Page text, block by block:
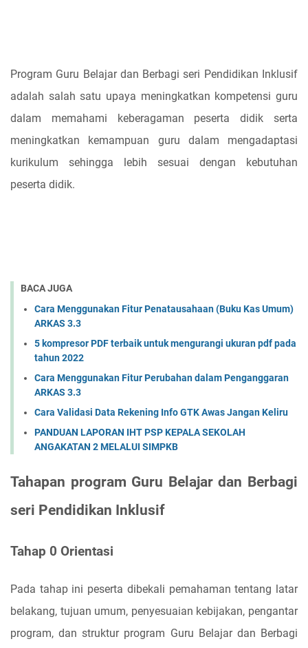
Program Guru Belajar dan Berbagi seri Pendidikan Inklusif
adalah salah satu upaya meningkatkan kompetensi guru
dalam memahami keberagaman peserta didik serta
meningkatkan kemampuan guru dalam mengadaptasi
kurikulum sehingga lebih sesuai dengan kebutuhan
peserta didik.
BACA JUGA
Cara Menggunakan Fitur Penatausahaan (Buku Kas Umum)
ARKAS 3.3
5 kompresor PDF terbaik untuk mengurangi ukuran pdf pada
tahun 2022
Cara Menggunakan Fitur Perubahan dalam Penganggaran
ARKAS 3.3
Cara Validasi Data Rekening Info GTK Awas Jangan Keliru
PANDUAN LAPORAN IHT PSP KEPALA SEKOLAH
ANGAKATAN 2 MELALUI SIMPKB
Tahapan program Guru Belajar dan Berbagi
seri Pendidikan Inklusif
Tahap 0 Orientasi
Pada tahap ini peserta dibekali pemahaman tentang latar
belakang, tujuan umum, penyesuaian kebijakan, pengantar
program, dan struktur program Guru Belajar dan Berbagi